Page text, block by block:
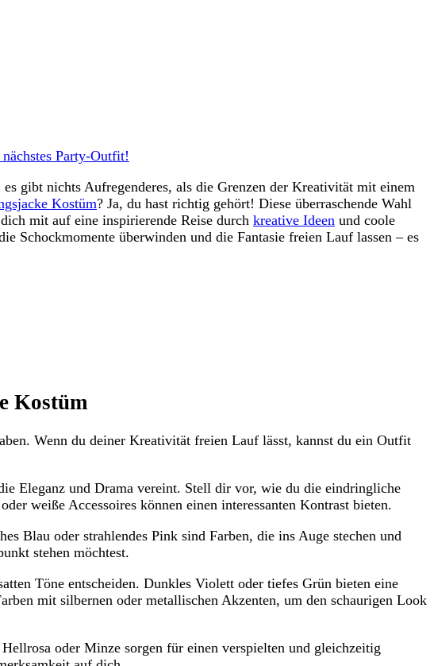
Party-Outfit!
gibt nichts Aufregenderes, als die Grenzen der Kreativität mit einem
Kostüm? Ja, du hast richtig gehört! Diese überraschende Wahl
mit auf eine inspirierende Reise durch kreative Ideen und coole
Schockmomente überwinden und die Fantasie freien Lauf lassen – es
Kostüm
Wenn du deiner Kreativität freien Lauf lässt, kannst du ein Outfit
Eleganz und Drama vereint. Stell dir vor, wie du die eindringliche
weiße Accessoires können einen interessanten Kontrast bieten.
Blau oder strahlendes Pink sind Farben, die ins Auge stechen und
stehen möchtest.
Töne entscheiden. Dunkles Violett oder tiefes Grün bieten eine
mit silbernen oder metallischen Akzenten, um den schaurigen Look
oder Minze sorgen für einen verspielten und gleichzeitig